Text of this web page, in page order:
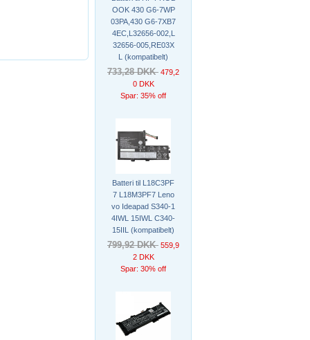
OOK 430 G6-7WP
03PA,430 G6-7XB7
4EC,L32656-002,L
32656-005,RE03X
L (kompatibelt)
733,28 DKK 479,2
0 DKK
Spar: 35% off
Batteri til L18C3PF
7 L18M3PF7 Leno
vo Ideapad S340-1
4IWL 15IWL C340-
15IIL (kompatibelt)
799,92 DKK 559,9
2 DKK
Spar: 30% off